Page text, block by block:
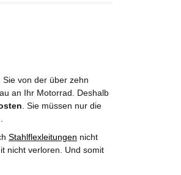
Sie von der über zehn
an Ihr Motorrad. Deshalb
. Sie müssen nur die
Stahlflexleitungen nicht
nicht verloren. Und somit